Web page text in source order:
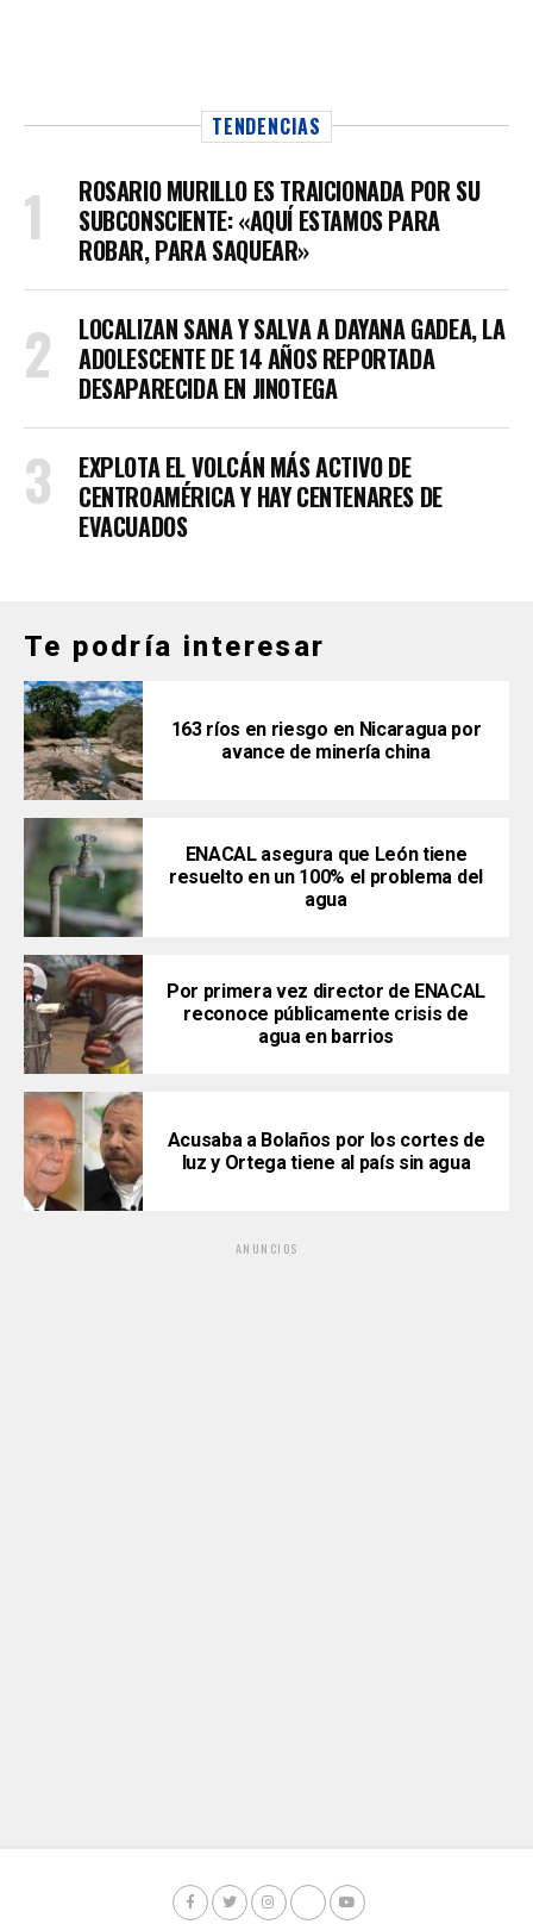
TENDENCIAS
ROSARIO MURILLO ES TRAICIONADA POR SU
SUBCONSCIENTE: «AQUÍ ESTAMOS PARA
ROBAR, PARA SAQUEAR»
LOCALIZAN SANA Y SALVA A DAYANA GADEA, LA
ADOLESCENTE DE 14 AÑOS REPORTADA
DESAPARECIDA EN JINOTEGA
EXPLOTA EL VOLCÁN MÁS ACTIVO DE
CENTROAMÉRICA Y HAY CENTENARES DE
EVACUADOS
Te podría interesar
163 ríos en riesgo en Nicaragua por
avance de minería china
ENACAL asegura que León tiene
resuelto en un 100% el problema del
agua
Por primera vez director de ENACAL
reconoce públicamente crisis de
agua en barrios
Acusaba a Bolaños por los cortes de
luz y Ortega tiene al país sin agua
ANUNCIOS